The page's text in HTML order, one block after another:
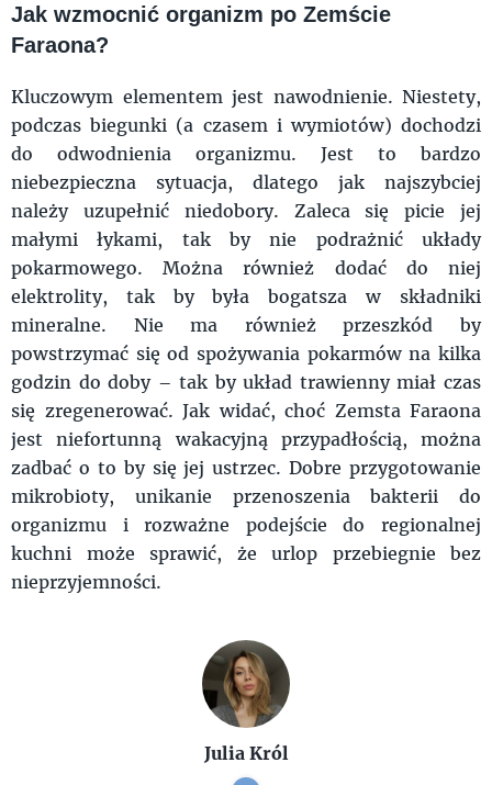
Jak wzmocnić organizm po Zemście
Faraona?
Kluczowym elementem jest nawodnienie. Niestety,
podczas biegunki (a czasem i wymiotów) dochodzi
do odwodnienia organizmu. Jest to bardzo
niebezpieczna sytuacja, dlatego jak najszybciej
należy uzupełnić niedobory. Zaleca się picie jej
małymi łykami, tak by nie podrażnić układy
pokarmowego. Można również dodać do niej
elektrolity, tak by była bogatsza w składniki
mineralne. Nie ma również przeszkód by
powstrzymać się od spożywania pokarmów na kilka
godzin do doby – tak by układ trawienny miał czas
się zregenerować. Jak widać, choć Zemsta Faraona
jest niefortunną wakacyjną przypadłością, można
zadbać o to by się jej ustrzec. Dobre przygotowanie
mikrobioty, unikanie przenoszenia bakterii do
organizmu i rozważne podejście do regionalnej
kuchni może sprawić, że urlop przebiegnie bez
nieprzyjemności.
Julia Król